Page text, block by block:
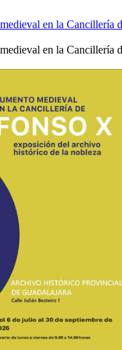
en la Cancillería
en la Cancillería